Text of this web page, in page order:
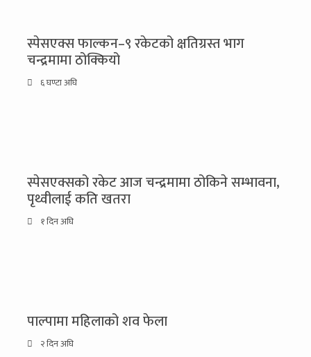
स्पेसएक्स फाल्कन–९ रकेटको क्षतिग्रस्त भाग
चन्द्रमामा ठोक्कियो
६ घण्टा अघि
स्पेसएक्सको रकेट आज चन्द्रमामा ठोकिने सम्भावना,
पृथ्वीलाई कति खतरा
१ दिन अघि
पाल्पामा महिलाको शव फेला
२ दिन अघि